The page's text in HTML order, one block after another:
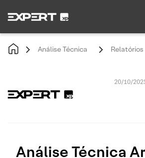
Análise Técnica Relatórios
20/10/
Análise Técnica